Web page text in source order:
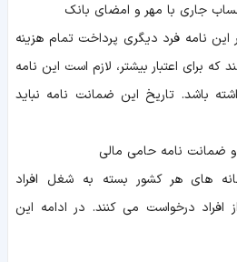
جاری با مهر و امضای بانک
نامه فرد دیگری پرداخت تمام هزینه
برای اعتبار بیشتر، لازم است این نامه
باشد. تاریخ این ضمانت نامه نباید
ضمانت نامه حامی مالی
های هر کشور بسته به شغل افراد
افراد درخواست می کنند. در ادامه این